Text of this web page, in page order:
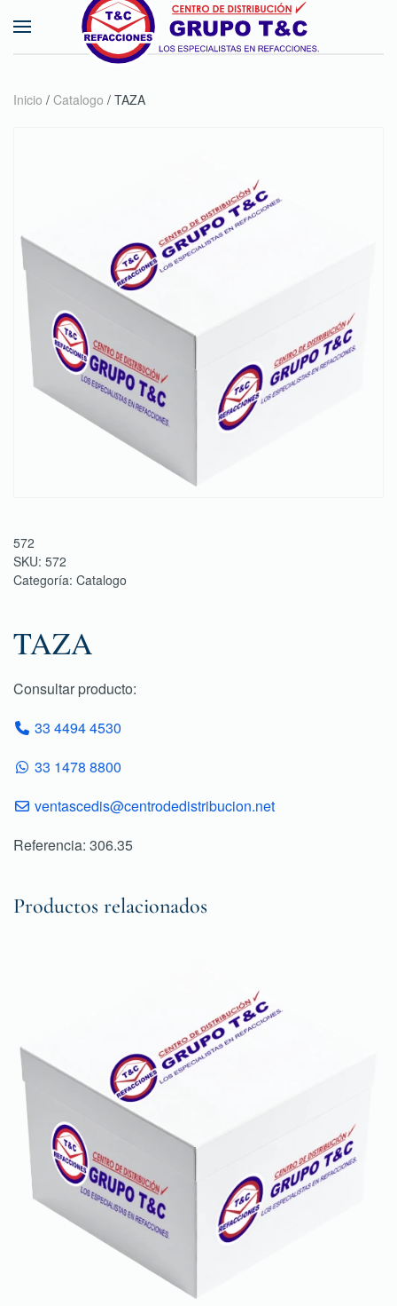
Skip to main content
Inicio / Catalogo / TAZA
572
SKU: 572
Categoría: Catalogo
TAZA
Consultar producto:
33 4494 4530
33 1478 8800
ventascedis@centrodedistribucion.net
Referencia: 306.35
Productos relacionados